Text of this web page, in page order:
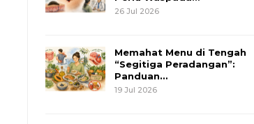
26 Jul 2026
Memahat Menu di Tengah
“Segitiga Peradangan”:
Panduan…
19 Jul 2026